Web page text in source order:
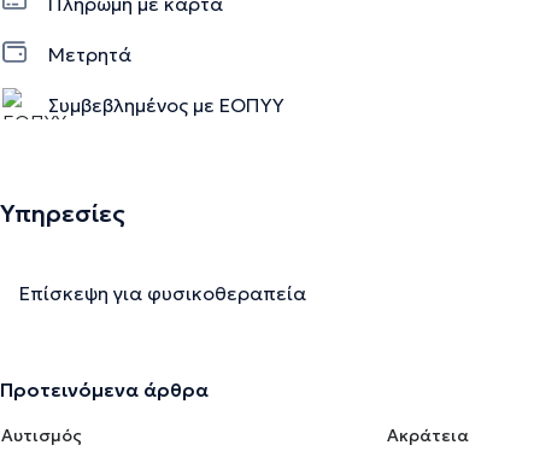
Μετρητά
Συμβεβλημένος με ΕΟΠΥΥ
Υπηρεσίες
Επίσκεψη για φυσικοθεραπεία
Προτεινόμενα άρθρα
Αυτισμός
Ακράτεια